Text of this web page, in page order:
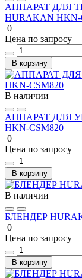
АППАРАТ ДЛЯ
HURAKAN HKN-
0
Цена по запросу
В корзину
В наличии
АППАРАТ ДЛЯ
HKN-CSM820
0
Цена по запросу
В корзину
В наличии
БЛЕНДЕР
0
Цена по запросу
В корзину